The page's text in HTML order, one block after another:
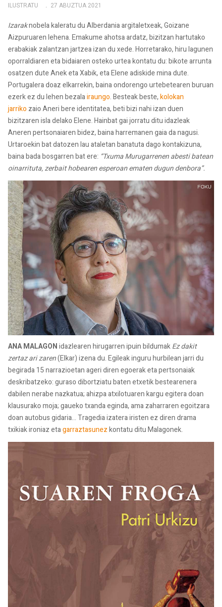
ILUSTRATU 27 ABUZTUA 2021
Izaraknobela kaleratu du Alberdania argitaletxeak, Goizane
Aizpuruaren lehena. Emakume ahotsa ardatz, bizitzan hartutako
erabakiak zalantzan jartzea izan du xede. Horretarako, hiru lagunen
oporraldiaren eta bidaiaren osteko urtea kontatu du: bikote arrunta
osatzen dute Anek eta Xabik, eta Elene adiskide mina dute.
Portugalera doaz elkarrekin, baina ondorengo urtebetearen buruan
ezerk ez du lehen bezalairaungo. Besteak beste,kolokan
jarriko zaio Aneri bere identitatea, beti bizi nahi izan duen
bizitzaren isla delako Elene. Hainbat gai jorratu ditu idazleak
Aneren pertsonaiaren bidez, baina harremanen gaia da nagusi.
Urtaroekin bat datozen lau ataletan banatuta dago kontakizuna,
baina bada bosgarren bat ere: “Txuma Murugarrenen abesti batean
oinarrituta, zerbait hobearen esperoan ematen dugun denbora”.
ANA MALAGONidazlearen hirugarren ipuin bildumakEz dakit
zertaz ari zaren(Elkar) izena du. Egileak inguru hurbilean jarri du
begirada 15 narrazioetan ageri diren egoerak eta pertsonaiak
deskribatzeko: guraso dibortziatu baten etxetik bestearenera
dabilen nerabe nazkatua; ahizpa atxilotuaren kargu egitera doan
klausurako moja; gaueko txanda eginda, ama zaharraren egoitzara
doan autobus gidaria… Tragedia izatera iristen ez diren drama
txikiak ironiaz etagarraztasunezkontatu ditu Malagonek.